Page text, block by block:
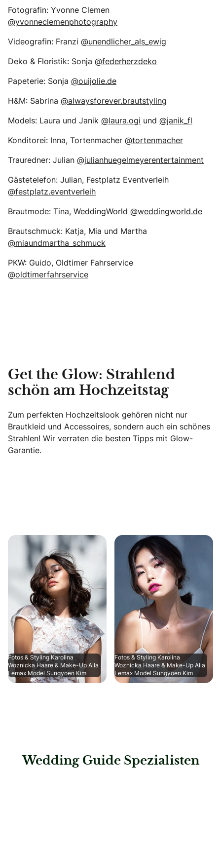
Fotografin: Yvonne Clemen
@yvonneclemenphotography
Videografin: Franzi @unendlicher_als_ewig
Deko & Floristik: Sonja @federherzdeko
Papeterie: Sonja @ouijolie.de
H&M: Sabrina @alwaysforever.brautstyling
Models: Laura und Janik @laura.ogi und @janik_fl
Konditorei: Inna, Tortenmacher @tortenmacher
Trauredner: Julian @julianhuegelmeyerentertainment
Gästetelefon: Julian, Festplatz Eventverleih
@festplatz.eventverleih
Brautmode: Tina, WeddingWorld @weddingworld.de
Brautschmuck: Katja, Mia und Martha
@miaundmartha_schmuck
PKW: Guido, Oldtimer Fahrservice
@oldtimerfahrservice
Get the Glow: Strahlend
schön am Hochzeitstag
Zum perfekten Hochzeitslook gehören nicht nur
Brautkleid und Accessoires, sondern auch ein schönes
Strahlen! Wir verraten die besten Tipps mit Glow-
Garantie.
Fotos & Styling Karolina
Woznicka Haare & Make-Up Alla
Lemax Model Sungyoen Kim
Fotos & Styling Karolina
Woznicka Haare & Make-Up Alla
Lemax Model Sungyoen Kim
Wedding Guide Spezialisten